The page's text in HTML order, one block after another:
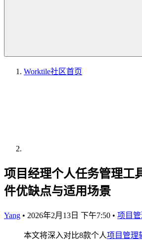
Worktile社区首页
项目经理个人任务管理工
件优缺点与适用场景
Yang • 2026年2月13日 下午7:50 • 项目
本文将深入对比8款个人项目管理